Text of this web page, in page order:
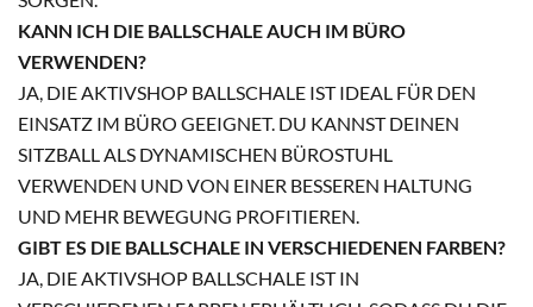
KANN ICH DIE BALLSCHALE AUCH IM BÜRO
VERWENDEN?
JA, DIE AKTIVSHOP BALLSCHALE IST IDEAL FÜR DEN
EINSATZ IM BÜRO GEEIGNET. DU KANNST DEINEN
SITZBALL ALS DYNAMISCHEN BÜROSTUHL
VERWENDEN UND VON EINER BESSEREN HALTUNG
UND MEHR BEWEGUNG PROFITIEREN.
GIBT ES DIE BALLSCHALE IN VERSCHIEDENEN FARBEN?
JA, DIE AKTIVSHOP BALLSCHALE IST IN